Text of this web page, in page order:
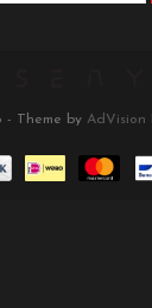
- Theme by AdVision